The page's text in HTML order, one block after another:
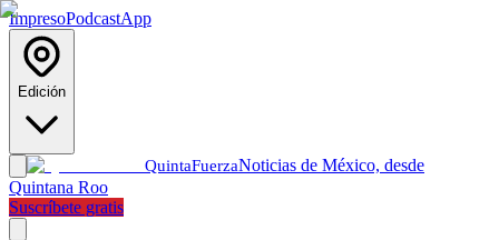
ImpresoPodcastApp
Edición
QuintaFuerzaNoticias de México, desde
Quintana Roo
Suscríbete gratis